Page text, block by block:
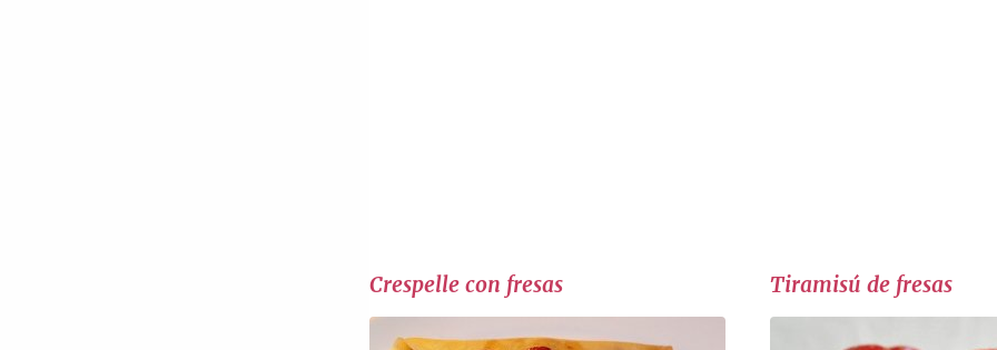
Crespelle con fresas Tiramisú de fresas